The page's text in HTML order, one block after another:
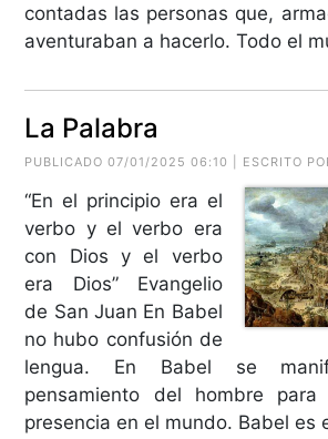
contadas las personas que,
aventuraban a hacerlo. Todo el
La Palabra
PUBLICADO 07/01/2025 06:10 | ESCRITO
“En el principio era el
verbo y el verbo era
con Dios y el verbo
era Dios” Evangelio
de San Juan En Babel
no hubo confusión de
lengua. En Babel se
pensamiento del hombre
presencia en el mundo. Babel es